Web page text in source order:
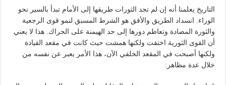
التاريخ يعلمنا أنه إن لم تجد الثورات طريقها إلى الأمام تبدأ بالسير نحو
الوراء. انسداد الطريق والأفق هو الشرط المسبق لنمو قوى الرجعية
والثورة المضادة وتعاظم دورها إلى حد الهيمنة على الحراك. هذا لا يعني
أن القوى الثورية اختفت ولكنها همشت حيث كانت في مقعد القيادة
ولكنها أصبحت في المقعد الخلفي الآن، هذا الأمر يعبر عن نفسه من
خلال عدة مظاهر: